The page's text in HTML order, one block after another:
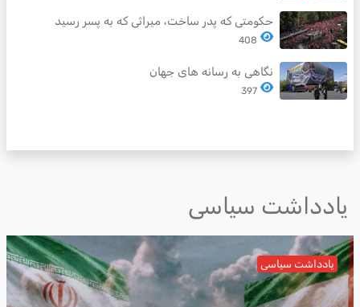
حکومتی که پدر ساخت، میراثی که به پسر رسید
408
نگاهی به رسانه های جهان
397
یادداشت سیاسی
یادداشت سیاسی